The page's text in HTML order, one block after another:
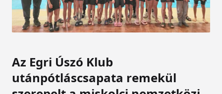
Az Egri Úszó Klub
utánpótláscsapata remekül